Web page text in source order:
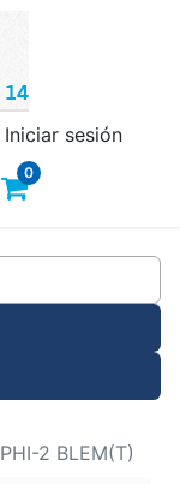
14
0
Iniciar sesión
2 BLEM(T)